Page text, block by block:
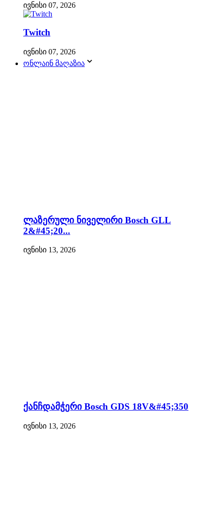
ივნისი 07, 2026
Twitch
ივნისი 07, 2026
ონლაინ მაღაზია
ლაზერული ნიველირი Bosch GLL
2&#45;20...
ივნისი 13, 2026
ქანჩდამჭერი Bosch GDS 18V&#45;350
ივნისი 13, 2026